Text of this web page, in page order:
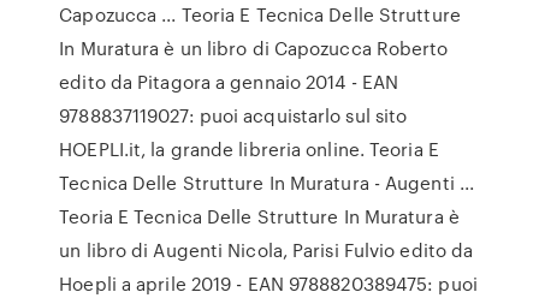
Capozucca ... Teoria E Tecnica Delle Strutture
In Muratura è un libro di Capozucca Roberto
edito da Pitagora a gennaio 2014 - EAN
9788837119027: puoi acquistarlo sul sito
HOEPLI.it, la grande libreria online. Teoria E
Tecnica Delle Strutture In Muratura - Augenti ...
Teoria E Tecnica Delle Strutture In Muratura è
un libro di Augenti Nicola, Parisi Fulvio edito da
Hoepli a aprile 2019 - EAN 9788820389475: puoi